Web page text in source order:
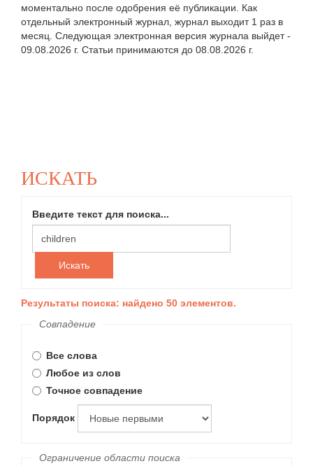
моментально после одобрения её публикации. Как
отдельный электронный журнал, журнал выходит 1 раз в
месяц. Следующая электронная версия журнала выйдет -
09.08.2026 г. Статьи принимаются до 08.08.2026 г.
ИСКАТЬ
Введите текст для поиска...
Искать
Результаты поиска: найдено 50 элементов.
Совпадение
Все слова
Любое из слов
Точное совпадение
Порядок
Ограничение области поиска